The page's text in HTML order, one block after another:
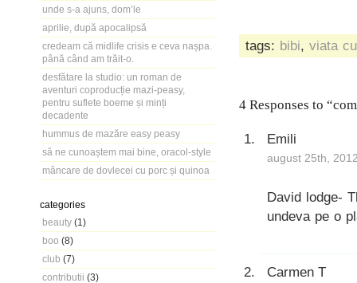
unde s-a ajuns, dom’le
aprilie, după apocalipsă
credeam că midlife crisis e ceva nașpa.
până când am trăit-o.
desfătare la studio: un roman de
aventuri coproducție mazi-peasy,
pentru suflete boeme și minți
decadente
hummus de mazăre easy peasy
să ne cunoaștem mai bine, oracol-style
mâncare de dovlecei cu porc și quinoa
categories
beauty (1)
boo (8)
club (7)
contributii (3)
tags: bibi, viata
4 Responses to
Emili
august 25th,
David lodge-
undeva pe o
Carmen T